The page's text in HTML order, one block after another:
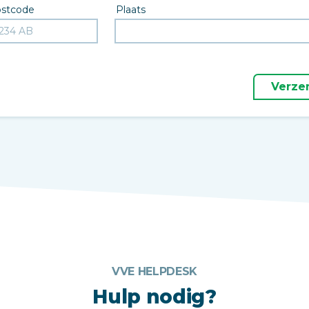
Plaats
VVE HELPDESK
Hulp nodig?